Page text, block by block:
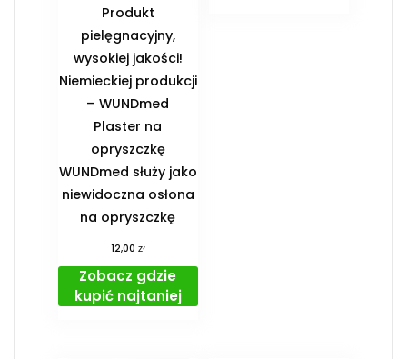
Produkt
pielęgnacyjny,
wysokiej jakości!
Niemieckiej produkcji
– WUNDmed
Plaster na
opryszczkę
WUNDmed służy jako
niewidoczna osłona
na opryszczkę
12,00 zł
Zobacz gdzie
kupić najtaniej